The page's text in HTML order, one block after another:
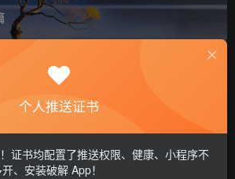
评论
超方便！Fontfix修改全局字体来咯，支
2个月前
个人推送证书
证书均配置了推送权限、健康、小程序不
、安装破解 App！